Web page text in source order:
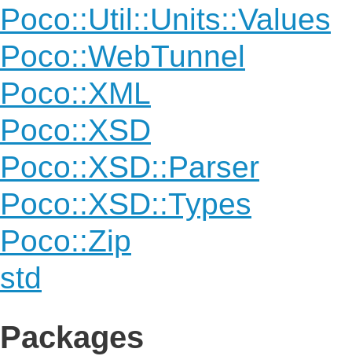
Poco::Util::Units::Values
Poco::WebTunnel
Poco::XML
Poco::XSD
Poco::XSD::Parser
Poco::XSD::Types
Poco::Zip
std
Packages